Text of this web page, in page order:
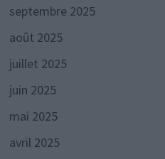
septembre 2025
août 2025
juillet 2025
juin 2025
mai 2025
avril 2025